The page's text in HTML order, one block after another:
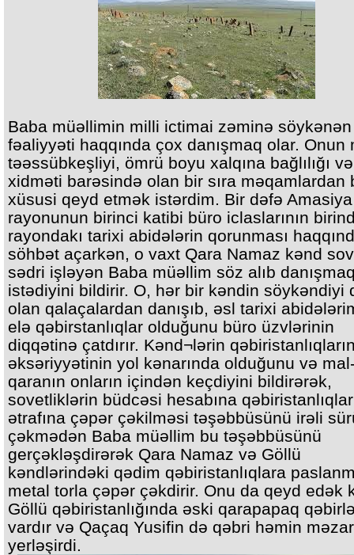
Baba müəllimin milli ictimai zəminə söykənən
fəaliyyəti haqqında çox danışmaq olar. Onun
təəssübkeşliyi, ömrü boyu xalqına bağlılığı və
xidməti barəsində olan bir sıra məqamlardan
xüsusi qeyd etmək istərdim. Bir dəfə Amasiya
rayonunun birinci katibi büro iclaslarının
rayondakı tarixi abidələrin qorunması
söhbət açarkən, o vaxt Qara Namaz kənd
sədri işləyən Baba müəllim söz alıb
istədiyini bildirir. O, hər bir kəndin söykəndiyi
olan qalaçalardan danışıb, əsl tarixi
elə qəbirstanlıqlar olduğunu büro üzvlərinin
diqqətinə çatdırır. Kənd¬lərin
əksəriyyətinin yol kənarında olduğunu və
qaranın onların içindən keçdiyini bildirərək,
sovetliklərin büdcəsi hesabına
ətrafına çəpər çəkilməsi təşəbbüsünü irəli
çəkmədən Baba müəllim bu təşəbbüsünü
gerçəkləşdirərək Qara Namaz və Göllü
kəndlərindəki qədim qəbiristanlıqlara
metal torla çəpər çəkdirir. Onu da qeyd edək
Göllü qəbiristanlığında əski qarapapaq
vardır və Qaçaq Yusifin də qəbri həmin
yerləşirdi.